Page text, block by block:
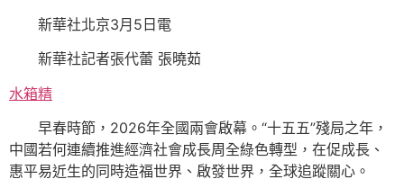
新華社北京3月5日電
新華社記者張代蕾 張曉茹
水箱精
早春時節，2026年全國兩會啟幕。“十五五”殘局之年，
中國若何連續推進經濟社會成長周全綠色轉型，在促成長、
惠平易近生的同時造福世界、啟發世界，全球追蹤關心。